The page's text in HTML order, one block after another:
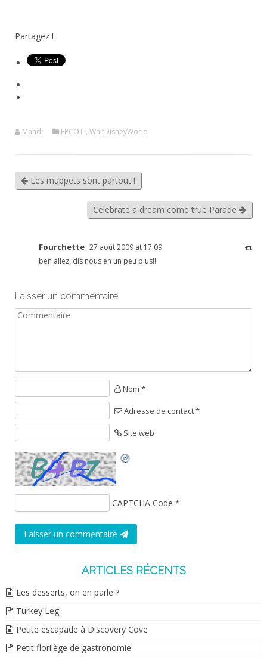
Partagez !
Mandi EPCOT , WaltDisneyWorld
Les muppets sont partout !
Celebrate a dream come true Parade
Fourchette 27 août 2009 at 17:09
ben allez, dis nous en un peu plus!!!
Laisser un commentaire
Nom *
Adresse de contact *
Site web
CAPTCHA Code *
Laisser un commentaire
ARTICLES RÉCENTS
Les desserts, on en parle ?
Turkey Leg
Petite escapade à Discovery Cove
Petit florilège de gastronomie